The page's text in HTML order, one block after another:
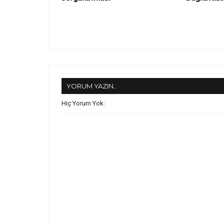
YORUM YAZIN..
Hiç Yorum Yok: